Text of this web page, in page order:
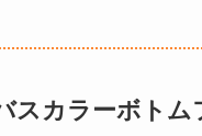
スカラーボト